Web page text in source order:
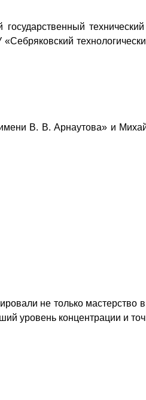
В. В. Арнаутова» и
не только мастерство
уровень концентрации и